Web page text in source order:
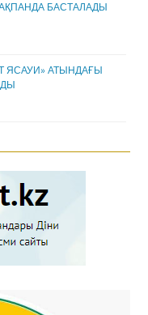
БАСТАЛАДЫ
ЯСАУИ» АТЫНДАҒЫ